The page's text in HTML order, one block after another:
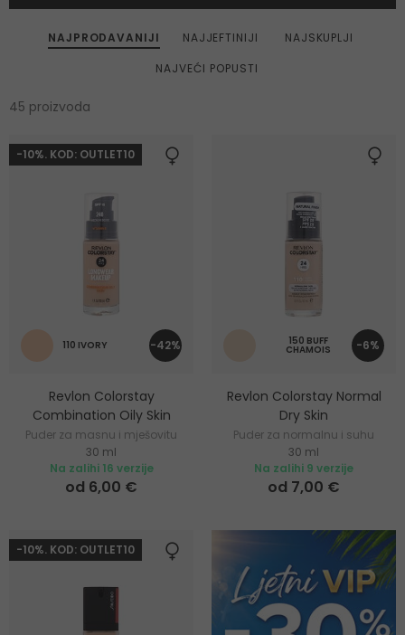
NAJPRODAVANIJI NAJJEFTINIJI
NAJSKUPLJI
NAJVEĆI POPUSTI
45 proizvoda
-10%. KOD: OUTLET10
-42%
110 IVORY
Revlon Colorstay
Combination Oily Skin
Puder za masnu i mješovitu
kožu
30 ml
Na zalihi 16 verzije
od 6,00 €
-6%
150 BUFF
CHAMOIS
Revlon Colorstay Normal
Dry Skin
Puder za normalnu i suhu
kožu
30 ml
Na zalihi 9 verzije
od 7,00 €
-10%. KOD: OUTLET10